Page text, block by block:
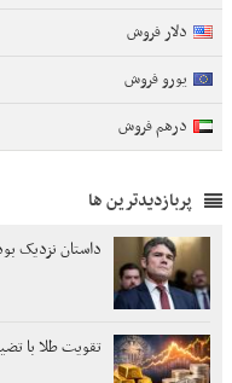
دلار فروش
یورو فروش
درهم فروش
پربازدیدترین ها
داستان نزدیک
تقویت طلا با